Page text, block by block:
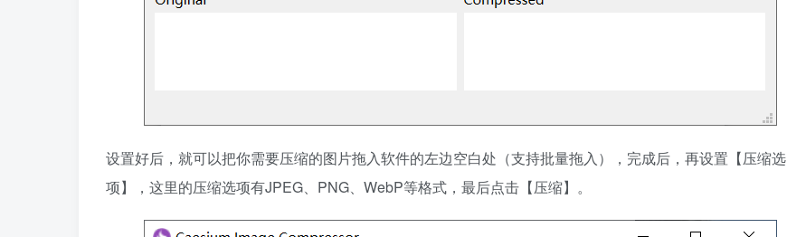
设置好后，就可以把你需要压缩的图片拖入软件的左边空白处（支持批量拖入），完成后，再设置【压缩选
项】，这里的压缩选项有JPEG、PNG、WebP等格式，最后点击【压缩】。